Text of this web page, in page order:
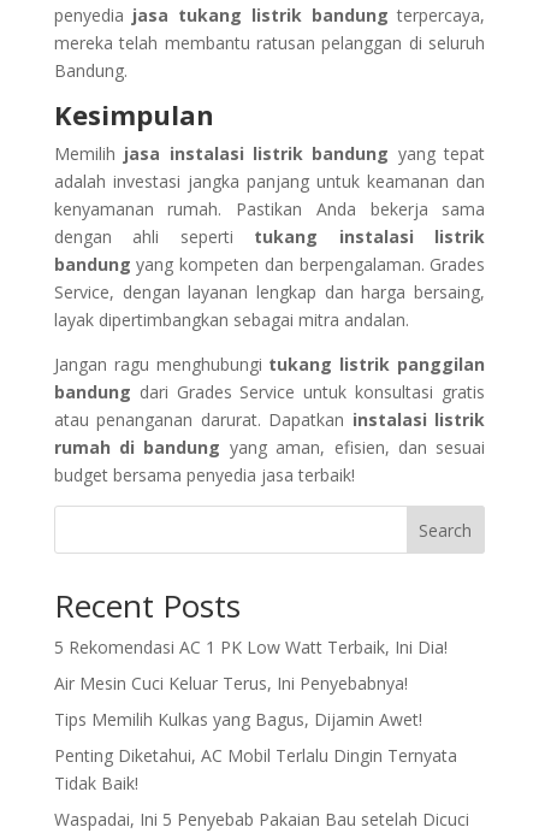
penyedia jasa tukang listrik bandung terpercaya,
mereka telah membantu ratusan pelanggan di seluruh
Bandung.
Kesimpulan
Memilih jasa instalasi listrik bandung yang tepat
adalah investasi jangka panjang untuk keamanan dan
kenyamanan rumah. Pastikan Anda bekerja sama
dengan ahli seperti tukang instalasi listrik
bandung yang kompeten dan berpengalaman. Grades
Service, dengan layanan lengkap dan harga bersaing,
layak dipertimbangkan sebagai mitra andalan.
Jangan ragu menghubungi tukang listrik panggilan
bandung dari Grades Service untuk konsultasi gratis
atau penanganan darurat. Dapatkan instalasi listrik
rumah di bandung yang aman, efisien, dan sesuai
budget bersama penyedia jasa terbaik!
Search
Recent Posts
5 Rekomendasi AC 1 PK Low Watt Terbaik, Ini Dia!
Air Mesin Cuci Keluar Terus, Ini Penyebabnya!
Tips Memilih Kulkas yang Bagus, Dijamin Awet!
Penting Diketahui, AC Mobil Terlalu Dingin Ternyata
Tidak Baik!
Waspadai, Ini 5 Penyebab Pakaian Bau setelah Dicuci